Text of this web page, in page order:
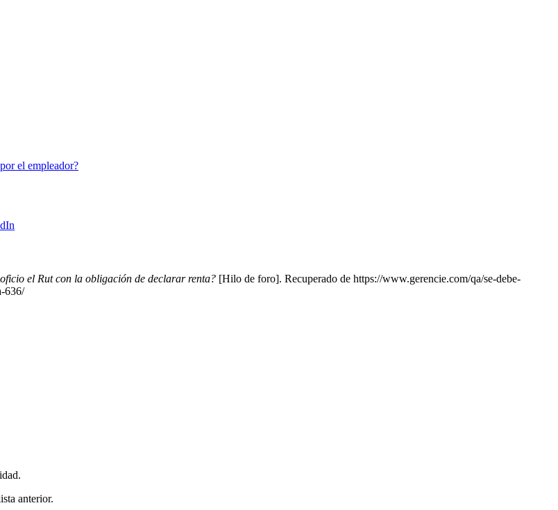
el empleador?
el Rut con la obligación de declarar renta? [Hilo de foro]. Recuperado de https://www.gerencie.com/qa/se-debe-
636/
anterior.